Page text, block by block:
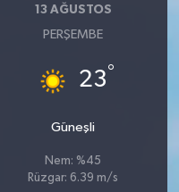
13 AĞUSTOS
PERŞEMBE
23°
Güneşli
Nem: %45
Rüzgar: 6.39 m/s